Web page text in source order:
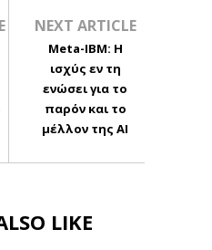
NEXT ARTICLE
Meta-IBM: Η
ισχύς εν τη
ενώσει για το
παρόν και το
μέλλον της ΑΙ
LIKE